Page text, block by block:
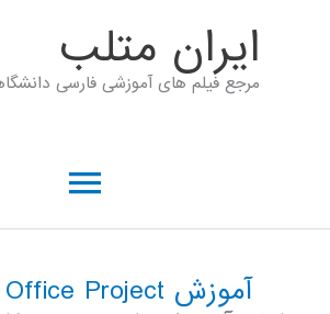
ايران متلب
مرجع فیلم های آموزشی فارسی
فهرست
آموزش Microsoft Office Project